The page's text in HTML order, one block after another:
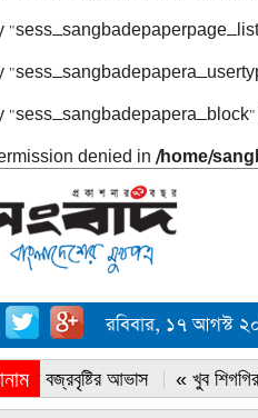
denied in /home/
রবিবার, ১৭ আগস্ট
বজ্রবৃষ্টির আভাস « খুব